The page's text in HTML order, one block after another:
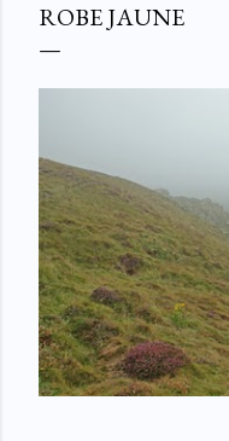
ROBE JAUNE